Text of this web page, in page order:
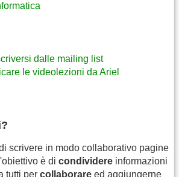
dalle mailing list
le videolezioni da Ariel
scrivere in modo collaborativo pagine
è di condividere informazioni
tutti per collaborare ed aggiungerne